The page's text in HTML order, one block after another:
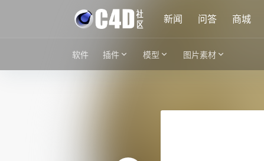
新闻 问答 商城
软件 插件 模型 图片素材